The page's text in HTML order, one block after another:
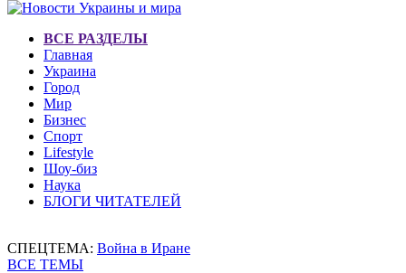
ВСЕ РАЗДЕЛЫ
Главная
Украина
Город
Мир
Бизнес
Спорт
Lifestyle
Шоу-биз
Наука
БЛОГИ ЧИТАТЕЛЕЙ
СПЕЦТЕМА: Война в Иране
ВСЕ ТЕМЫ